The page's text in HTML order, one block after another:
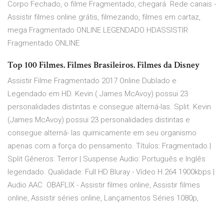
Corpo Fechado, o filme Fragmentado, chegará Rede canais -
Assistir filmes online grátis, filmezando, filmes em cartaz,
mega Fragmentado ONLINE LEGENDADO HDASSISTIR
Fragmentado ONLINE
Top 100 Filmes. Filmes Brasileiros. Filmes da Disney
Assistir Filme Fragmentado 2017 Online Dublado e
Legendado em HD. Kevin ( James McAvoy) possui 23
personalidades distintas e consegue alterná-las. Split. Kevin
(James McAvoy) possui 23 personalidades distintas e
consegue alterná- las quimicamente em seu organismo
apenas com a força do pensamento. Títulos: Fragmentado |
Split Gêneros: Terror | Suspense Audio: Português e Inglês
legendado. Qualidade: Full HD Bluray - Vídeo H.264 1900kbps |
Audio AAC OBAFLIX - Assistir filmes online, Assistir filmes
online, Assistir séries online, Lançamentos Séries 1080p,